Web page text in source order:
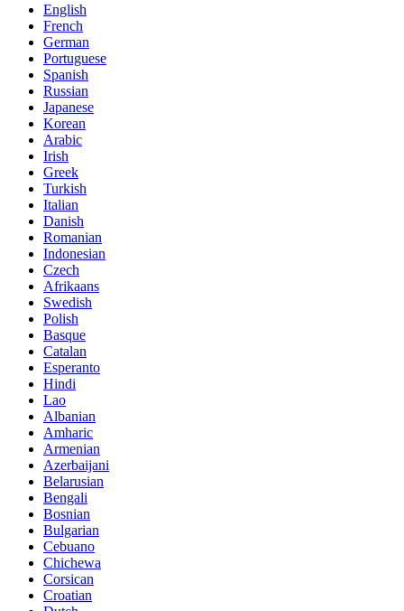
English
French
German
Portuguese
Spanish
Russian
Japanese
Korean
Arabic
Irish
Greek
Turkish
Italian
Danish
Romanian
Indonesian
Czech
Afrikaans
Swedish
Polish
Basque
Catalan
Esperanto
Hindi
Lao
Albanian
Amharic
Armenian
Azerbaijani
Belarusian
Bengali
Bosnian
Bulgarian
Cebuano
Chichewa
Corsican
Croatian